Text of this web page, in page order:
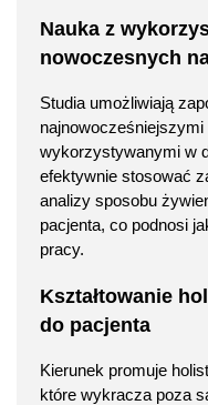
Nauka z
nowoczesnych
Studia umożliwiają
wykorzystywanymi w
efektywnie stosować
analizy sposobu
pacjenta, co podnosi
pracy.
Kształtowanie
do pacjenta
Kierunek promuje
które wykracza poza